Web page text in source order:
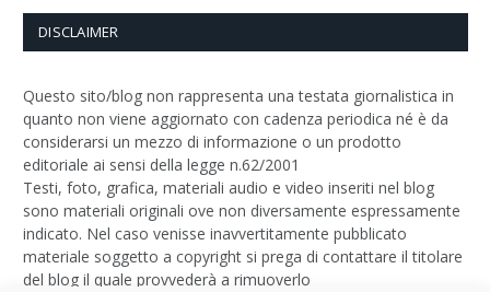
DISCLAIMER
Questo sito/blog non rappresenta una testata giornalistica in
quanto non viene aggiornato con cadenza periodica né è da
considerarsi un mezzo di informazione o un prodotto
editoriale ai sensi della legge n.62/2001
Testi, foto, grafica, materiali audio e video inseriti nel blog
sono materiali originali ove non diversamente espressamente
indicato. Nel caso venisse inavvertitamente pubblicato
materiale soggetto a copyright si prega di contattare il titolare
del blog il quale provvederà a rimuoverlo